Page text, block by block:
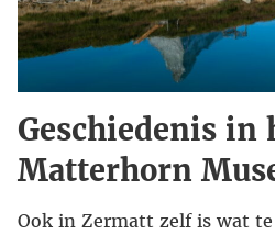
Geschiedenis in
Matterhorn
Ook in Zermatt zelf is wat